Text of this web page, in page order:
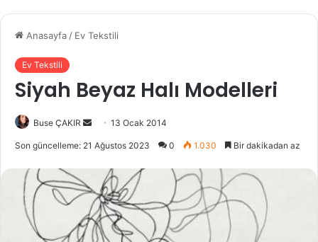
Anasayfa / Ev Tekstili
Ev Tekstili
Siyah Beyaz Halı Modelleri
Buse ÇAKIR
-
p
o
13 Ocak 2014
Son güncelleme: 21 Ağustos 2023 0 1.030 Bir dakikadan az